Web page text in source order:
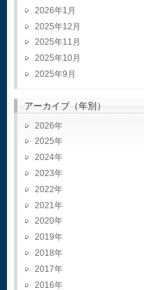
2026年1月
2025年12月
2025年11月
2025年10月
2025年9月
アーカイブ（年別）
2026
2025
2024
2023
2022
2021
2020
2019
2018
2017
2016